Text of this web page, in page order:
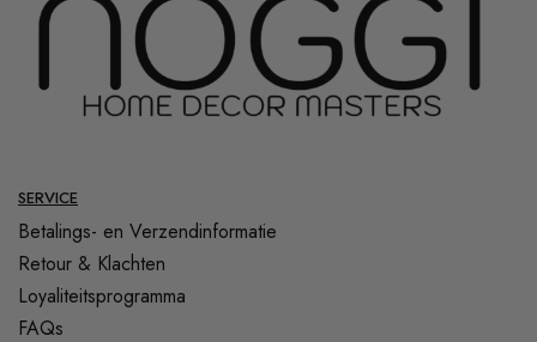
SERVICE
Betalings- en Verzendinformatie
Retour & Klachten
Loyaliteitsprogramma
FAQs